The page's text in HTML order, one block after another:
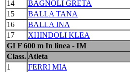
14
BAGNOLI GRETA
15
BALLA TANA
16
BALLA INA
17
XHINDOLI KLEA
GI F 600 m In linea - IM
Class. Atleta
1
FERRI MIA